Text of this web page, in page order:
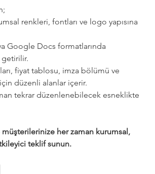
renkleri, fontları ve logo yapısına
Google Docs formatlarında
getirilir.
fiyat tablosu, imza bölümü ve
düzenli alanlar içerir.
tekrar düzenlenebilecek esneklikte
her zaman kurumsal,
teklif sunun.